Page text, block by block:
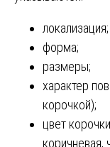
локализация;
форма;
размеры;
характер
корочкой);
цвет
коричневая,